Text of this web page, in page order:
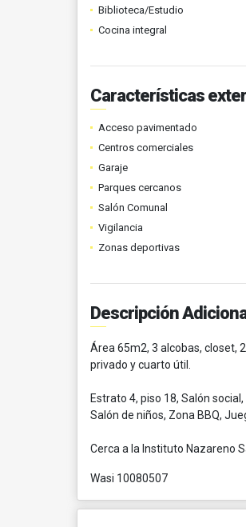
Biblioteca/Estudio
Cocina integral
Características
Acceso pavimentado
Centros comerciales
Garaje
Parques cercanos
Salón Comunal
Vigilancia
Zonas deportivas
Descripción
Área 65m2, 3 alcobas, closet,
privado y cuarto útil.
Estrato 4, piso 18, Salón
Salón de niños, Zona BBQ,
Cerca a la Instituto Nazareno
Wasi 10080507